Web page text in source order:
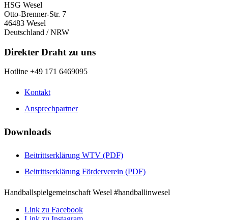
HSG Wesel
Otto-Brenner-Str. 7
46483 Wesel
Deutschland / NRW
Direkter Draht zu uns
Hotline +49 171 6469095
Kontakt
Ansprechpartner
Downloads
Beitrittserklärung WTV (PDF)
Beitrittserklärung Förderverein (PDF)
Handballspielgemeinschaft Wesel #handballinwesel
Link zu Facebook